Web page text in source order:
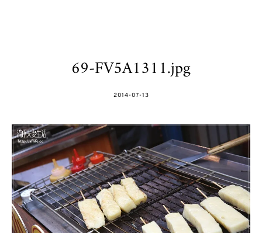
69-FV5A1311.jpg
POSTED
2014-07-13